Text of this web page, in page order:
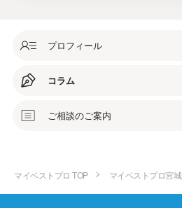
プロフィール
コラム
ご相談のご案内
マイベストプロ TOP マイベストプロ宮城